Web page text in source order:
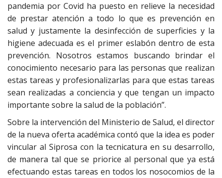
pandemia por Covid ha puesto en relieve la necesidad
de prestar atención a todo lo que es prevención en
salud y justamente la desinfección de superficies y la
higiene adecuada es el primer eslabón dentro de esta
prevención. Nosotros estamos buscando brindar el
conocimiento necesario para las personas que realizan
estas tareas y profesionalizarlas para que estas tareas
sean realizadas a conciencia y que tengan un impacto
importante sobre la salud de la población”.
Sobre la intervención del Ministerio de Salud, el director
de la nueva oferta académica contó que la idea es poder
vincular al Siprosa con la tecnicatura en su desarrollo,
de manera tal que se priorice al personal que ya está
efectuando estas tareas en todos los nosocomios de la